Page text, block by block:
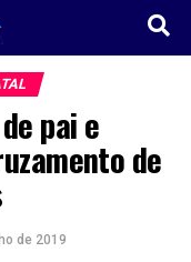
pai e
de
de 2019